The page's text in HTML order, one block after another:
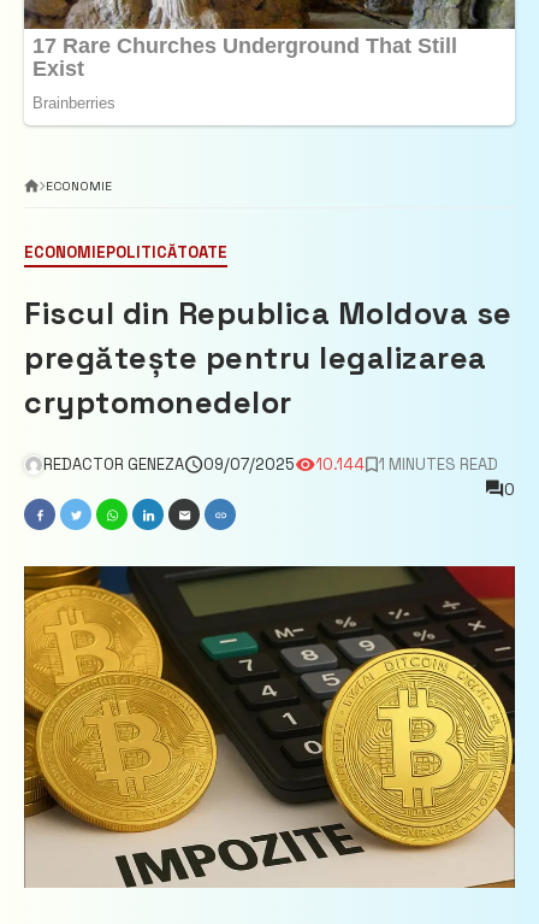
ECONOMIE
ECONOMIEPOLITICĂTOATE
Fiscul din Republica Moldova se
pregătește pentru legalizarea
cryptomonedelor
REDACTOR GENEZA 09/07/2025 10.144
1 MINUTES READ
0